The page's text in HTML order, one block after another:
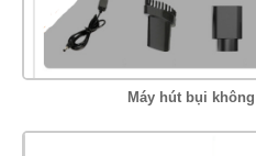
Máy hút bụi